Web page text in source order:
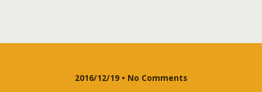
2016/12/19 • No Comments